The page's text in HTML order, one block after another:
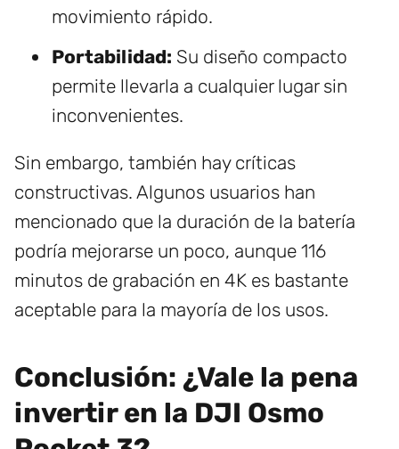
movimiento rápido.
Portabilidad: Su diseño compacto
permite llevarla a cualquier lugar sin
inconvenientes.
Sin embargo, también hay críticas
constructivas. Algunos usuarios han
mencionado que la duración de la batería
podría mejorarse un poco, aunque 116
minutos de grabación en 4K es bastante
aceptable para la mayoría de los usos.
Conclusión: ¿Vale la pena
invertir en la DJI Osmo